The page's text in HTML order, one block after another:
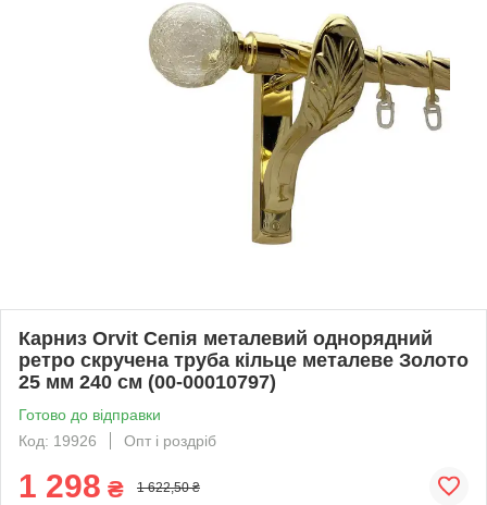
Карниз Orvit Сепія металевий однорядний
ретро скручена труба кільце металеве Золото
25 мм 240 см (00-00010797)
Готово до відправки
Код: 19926
Опт і роздріб
1 298 ₴ 1 622,50 ₴